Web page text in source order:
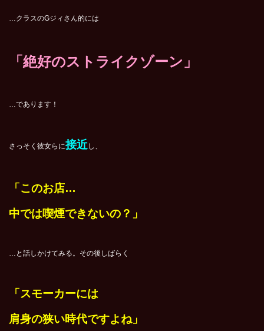
…クラスのGジィさん的には
「絶好のストライクゾーン」
…であります！
さっそく彼女らに接近 し、
「このお店…
中では喫煙できないの？」
…と話しかけてみる。その後しばらく
「スモーカーには
肩身の狭い時代ですよね」